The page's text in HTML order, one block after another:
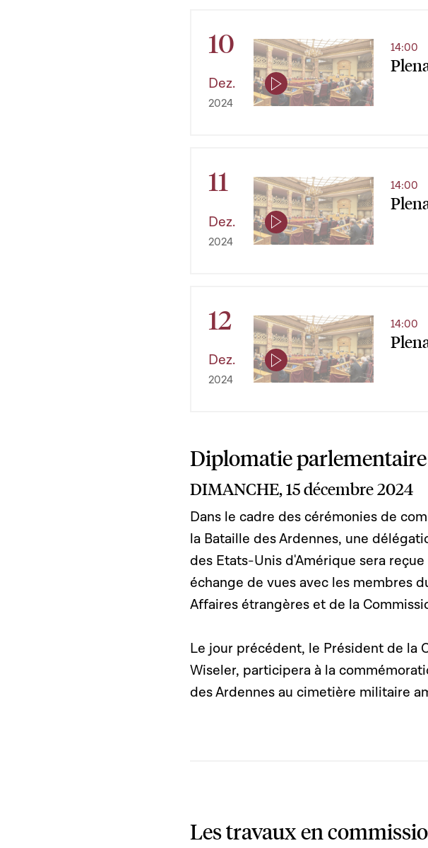
10
Dez.
2024
14:00
11
Dez.
2024
14:00
12
Dez.
2024
14:00
Diplomatie parlementaire
DIMANCHE, 15 décembre 2024
Dans le cadre des cérémonies de
la Bataille des Ardennes, une
des Etats-Unis d'Amérique sera
échange de vues avec les membres
Affaires étrangères et de la
Le jour précédent, le Président de la
Wiseler, participera à la
des Ardennes au cimetière militaire
Les travaux en